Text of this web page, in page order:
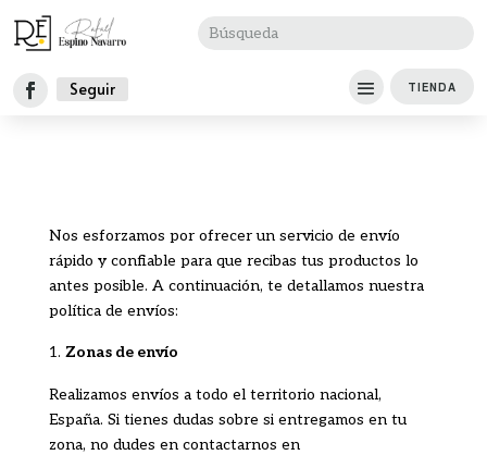
Seguir TIENDA
Nos esforzamos por ofrecer un servicio de envío
rápido y confiable para que recibas tus productos lo
antes posible. A continuación, te detallamos nuestra
política de envíos:
Zonas de envío
Realizamos envíos a todo el territorio nacional,
España. Si tienes dudas sobre si entregamos en tu
zona, no dudes en contactarnos en